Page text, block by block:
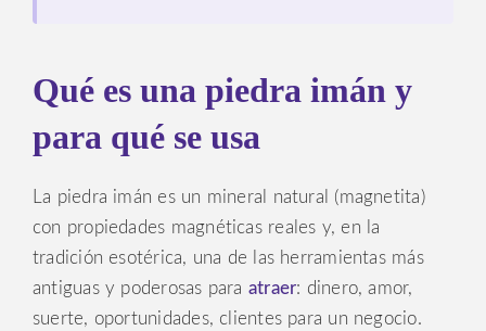
Qué es una piedra imán y
para qué se usa
La piedra imán es un mineral natural (magnetita)
con propiedades magnéticas reales y, en la
tradición esotérica, una de las herramientas más
antiguas y poderosas para atraer: dinero, amor,
suerte, oportunidades, clientes para un negocio.